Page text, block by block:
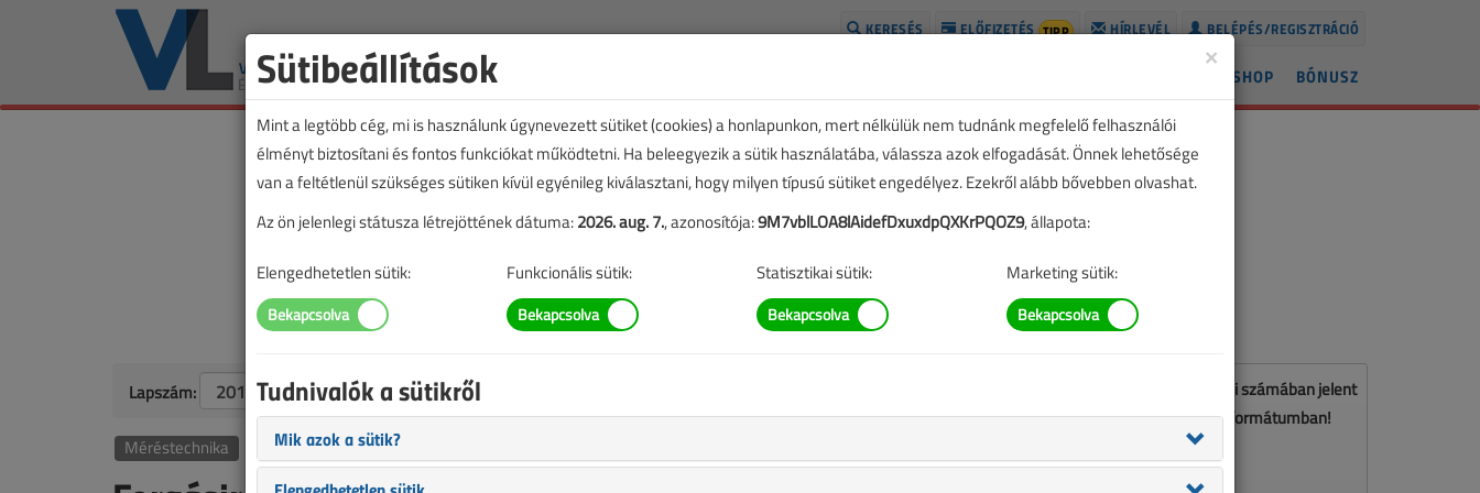
BELÉPÉS/REGISZTRÁCIÓ
HÍRLEVÉL
ELŐFIZETÉS TIPP
KERESÉS
BÓNUSZ
SHOP
Lapszám:
Méréstechnika
Ez a cikk a VL 2016. július-augusztusi számában jelent
meg. Töltse le a lapszámot PDF formátumban!
LETÖLTÉS
×
Sütibeállítások
Mint a legtöbb cég, mi is használunk úgynevezett sütiket (cookies) a honlapunkon, mert nélkülük nem tudnánk megfelelő felhasználói
élményt biztosítani és fontos funkciókat működtetni. Ha beleegyezik a sütik használatába, válassza azok elfogadását. Önnek lehetősége
van a feltétlenül szükséges sütiken kívül egyénileg kiválasztani, hogy milyen típusú sütiket engedélyez. Ezekről alább bővebben olvashat.
Az ön jelenlegi státusza létrejöttének dátuma:2026. aug. 7., azonosítója:9M7vblLOA8lAidefDxuxdpQXKrPQOZ9, állapota:
Elengedhetetlen sütik: Funkcionális sütik: Statisztikai sütik: Marketing sütik:
Tudnivalók a sütikről
Mik azok a sütik?